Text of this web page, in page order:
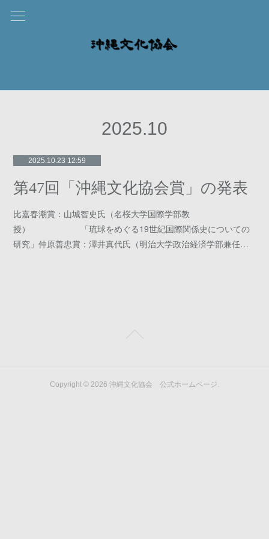
2025.10
2025.10.23 12:59
第47回「沖縄文化協会賞」の発表
比嘉春潮賞：山城智史氏（名桜大学国際学部教
授） 「琉球をめぐる19世紀国際関係史についての
研究」仲原善忠賞：澤井真代氏（明治大学政治経済学部兼任…
Copyright © 2026 沖縄文化協会 公式ホームページ.